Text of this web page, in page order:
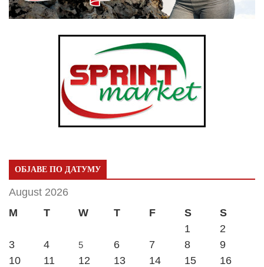
ОБЈАВЕ ПО ДАТУМУ
August 2026
M
T W T F S
S
1
2
3
4 5 6 7 8
9
10
11 12 13 14 15
16